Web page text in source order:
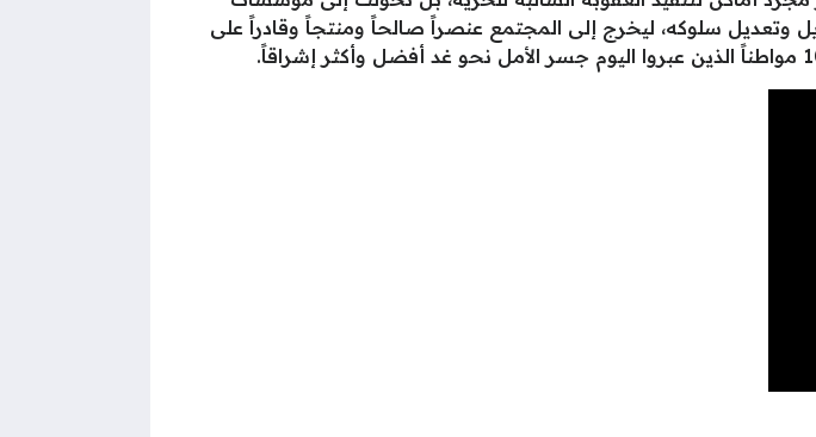
وتعديل سلوكه، ليخرج إلى المجتمع عنصراً صالحاً ومنتجاً وقادراً على